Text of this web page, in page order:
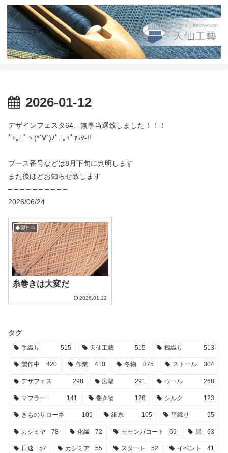
2026-01-12
デザインフェスタ64、無事当選致しました！！！
ﾟ+｡:.ﾟヽ(*´∀`)ﾉﾟ.:｡+ﾟﾔｯﾀ-!!
ブース番号などは8月下旬に判明します
また後ほどお知らせ致します
– – – – – – – – – –
2026/06/24
◆製作中
糸巻きは大変だ
2026.01.12
タグ
手織り 515 天仙工藝 515 機織り 513
製作中 420 作業 410 冬物 375 ストール 304
デザフェス 298 広幅 291 ウール 268
マフラー 141 巻き物 128 シルク 123
きものサローネ 109 細糸 105 平織り 95
カシミヤ 78 化繊 72 モモンガコート 69 黒 63
日速 57 カシミア 55 スタート 52 イベント 41